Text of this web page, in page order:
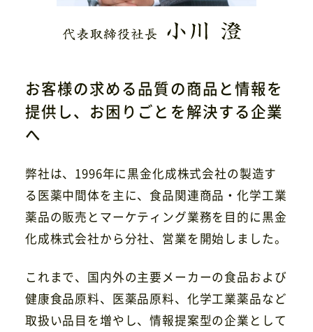
お客様の求める品質の商品と情報を
提供し、 お困りごとを解決する企業
へ
弊社は、1996年に黒金化成株式会社の製造す
る医薬中間体を主に、食品関連商品・化学工業
薬品の販売とマーケティング業務を目的に黒金
化成株式会社から分社、営業を開始しました。
これまで、国内外の主要メーカーの食品および
健康食品原料、医薬品原料、化学工業薬品など
取扱い品目を増やし、情報提案型の企業として